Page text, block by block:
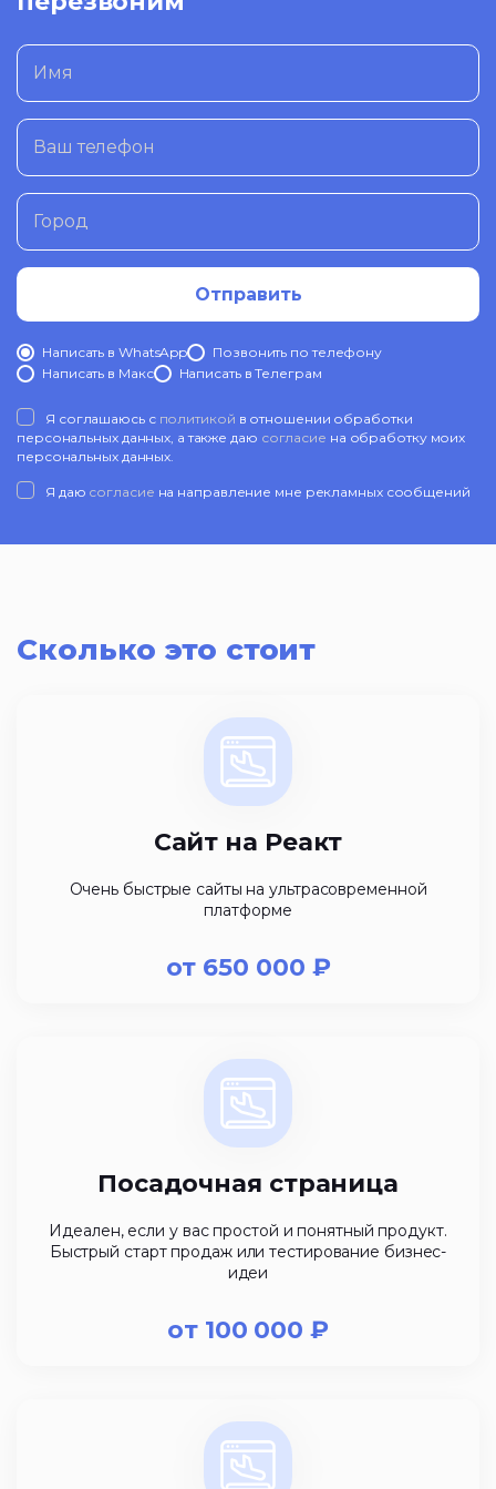
Имя
Ваш телефон
Город
Отправить
Написать в WhatsApp
Позвонить по телефону
Написать в Mакс
Написать в Телеграм
Я соглашаюсь с политикой в отношении обработки
персональных данных, а также даю согласие на обработку моих
персональных данных.
Я даю согласие на направление мне рекламных сообщений
Сколько это стоит
Сайт на Реакт
Очень быстрые сайты на ультрасовременной
платформе
от 650 000 ₽
Посадочная страница
Идеален, если у вас простой и понятный продукт.
Быстрый старт продаж или тестирование бизнес-
идеи
от 100 000 ₽